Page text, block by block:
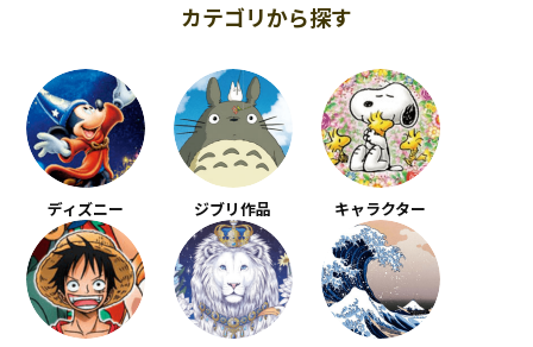
カテゴリから探す
ディズニー ジブリ作品 キャラクター